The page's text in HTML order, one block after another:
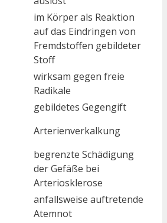
im Körper als Reaktion
auf das Eindringen von
Fremdstoffen gebildeter
Stoff
wirksam gegen freie
Radikale
gebildetes Gegengift
Arterienverkalkung
begrenzte Schädigung
der Gefäße bei
Arteriosklerose
anfallsweise auftretende
Atemnot